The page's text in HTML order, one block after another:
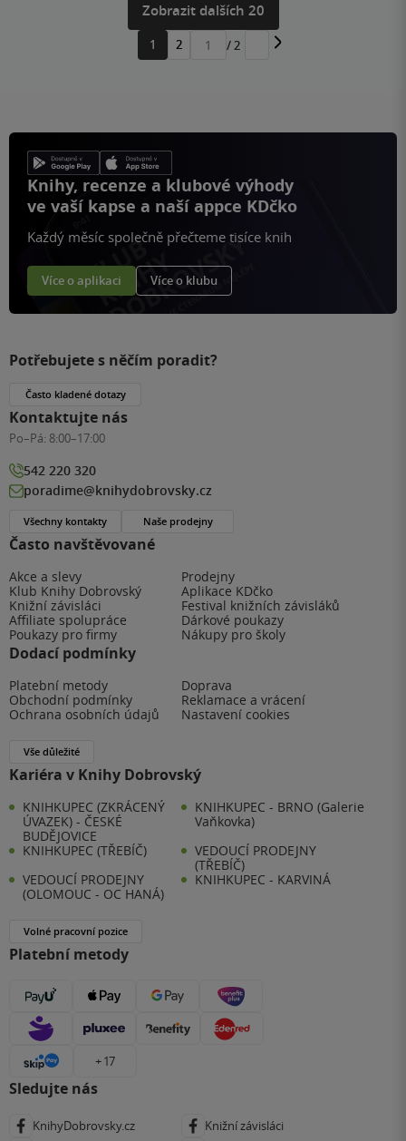
Zobrazit dalších 20
1 2
Přejít
/ 2
Knihy, recenze a klubové výhody
ve vaší kapse a naší appce KDčko
Každý měsíc společně přečteme tisíce knih
Více o aplikaci Více o klubu
Často navštěvované
Akce a slevy
Prodejny
Klub Knihy Dobrovský
Aplikace KDčko
Knižní závisláci
Festival knižních závisláků
Affiliate spolupráce
Dárkové poukazy
Poukazy pro firmy
Nákupy pro školy
Dodací podmínky
Platební metody
Doprava
Obchodní podmínky
Reklamace a vrácení
Ochrana osobních údajů
Nastavení cookies
Vše důležité
Kariéra v Knihy Dobrovský
KNIHKUPEC (ZKRÁCENÝ
ÚVAZEK) - ČESKÉ
BUDĚJOVICE
KNIHKUPEC - BRNO (Galerie
Vaňkovka)
KNIHKUPEC (TŘEBÍČ)
VEDOUCÍ PRODEJNY
(TŘEBÍČ)
VEDOUCÍ PRODEJNY
(OLOMOUC - OC HANÁ)
KNIHKUPEC - KARVINÁ
Volné pracovní pozice
Platební metody
+ 17
Sledujte nás
KnihyDobrovsky.cz
Knižní závisláci
Potřebujete s něčím poradit?
Často kladené dotazy
Kontaktujte nás
Po–Pá: 8:00–17:00
542 220 320
poradime@knihydobrovsky.cz
Všechny kontakty Naše prodejny